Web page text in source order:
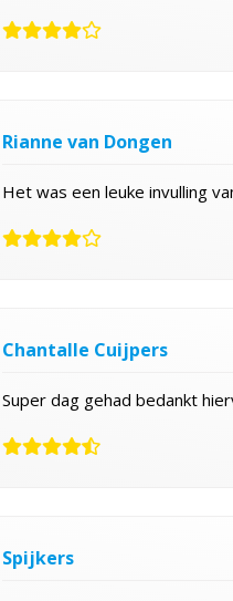
Rianne van Dongen
Het was een leuke invulling
Chantalle Cuijpers
Super dag gehad bedankt
Spijkers